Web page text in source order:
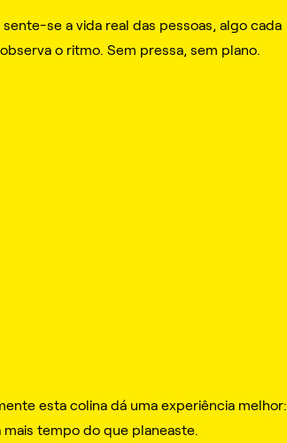
se a vida real das pessoas, algo cada
o ritmo. Sem pressa, sem plano.
esta colina dá uma experiência melhor:
tempo do que planeaste.